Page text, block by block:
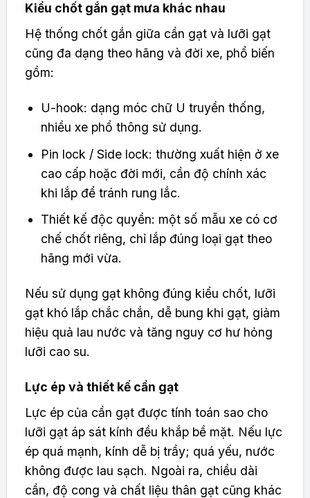
Kiểu chốt gắn gạt mưa khác nhau
Hệ thống chốt gắn giữa cần gạt và lưỡi gạt
cũng đa dạng theo hãng và đời xe, phổ biến
gồm:
U-hook: dạng móc chữ U truyền thống,
nhiều xe phổ thông sử dụng.
Pin lock / Side lock: thường xuất hiện ở xe
cao cấp hoặc đời mới, cần độ chính xác
khi lắp để tránh rung lắc.
Thiết kế độc quyền: một số mẫu xe có cơ
chế chốt riêng, chỉ lắp đúng loại gạt theo
hãng mới vừa.
Nếu sử dụng gạt không đúng kiểu chốt, lưỡi
gạt khó lắp chắc chắn, dễ bung khi gạt, giảm
hiệu quả lau nước và tăng nguy cơ hư hỏng
lưỡi cao su.
Lực ép và thiết kế cần gạt
Lực ép của cần gạt được tính toán sao cho
lưỡi gạt áp sát kính đều khắp bề mặt. Nếu lực
ép quá mạnh, kính dễ bị trầy; quá yếu, nước
không được lau sạch. Ngoài ra, chiều dài
cần, độ cong và chất liệu thân gạt cũng khác